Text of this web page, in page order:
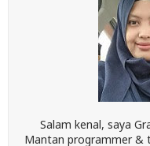
Salam kenal, saya
Mantan programmer &